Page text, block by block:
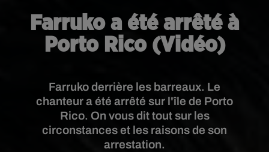
Farruko a été arrêté à
Porto Rico (Vidéo)
Farruko derrière les barreaux. Le
chanteur a été arrêté sur l'île de Porto
Rico. On vous dit tout sur les
circonstances et les raisons de son
arrestation.